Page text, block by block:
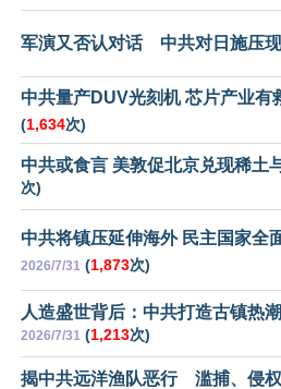
军演又否认对话 中共对日施压
中共量产DUV光刻机 芯片产业有
(1,634次)
中共或食言 美敦促北京兑现稀土
次)
中共将镇压延伸海外 民主国家全
2026/7/31 (1,873次)
人造盛世背后：中共打造古镇热
2026/7/31 (1,213次)
揭中共远洋渔队恶行 滥捕、侵